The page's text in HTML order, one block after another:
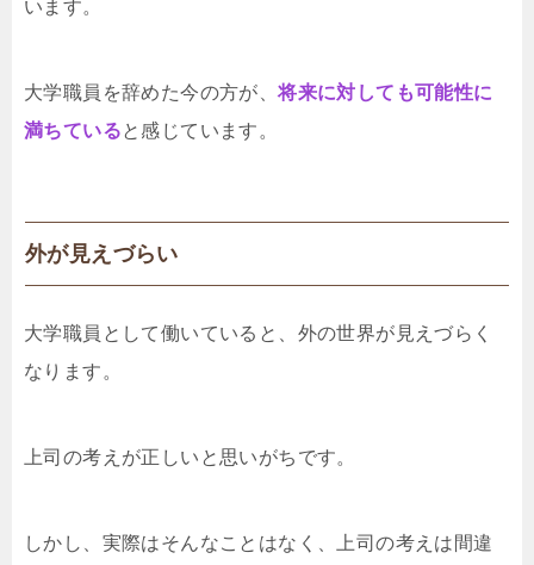
います。
大学職員を辞めた今の方が、将来に対しても可能性に
満ちていると感じています。
外が見えづらい
大学職員として働いていると、外の世界が見えづらく
なります。
上司の考えが正しいと思いがちです。
しかし、実際はそんなことはなく、上司の考えは間違